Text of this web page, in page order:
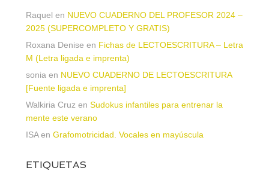
Raquel en NUEVO CUADERNO DEL PROFESOR 2024 –
2025 (SUPERCOMPLETO Y GRATIS)
Roxana Denise en Fichas de LECTOESCRITURA – Letra
M (Letra ligada e imprenta)
sonia en NUEVO CUADERNO DE LECTOESCRITURA
[Fuente ligada e imprenta]
Walkiria Cruz en Sudokus infantiles para entrenar la
mente este verano
ISAen Grafomotricidad. Vocales en mayúscula
ETIQUETAS